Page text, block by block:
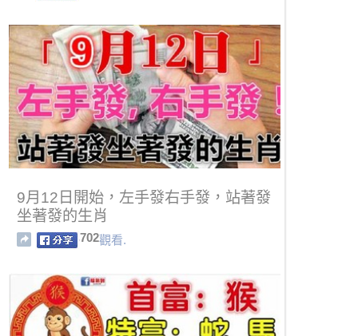
9月12日開始，左手發右手發，站著發
坐著發的生肖
702觀看.